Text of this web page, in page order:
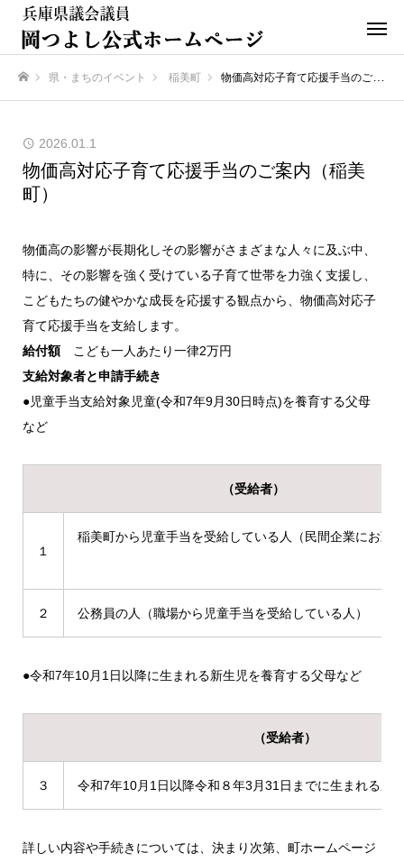
県・まちのイベント 稲美町 物価高対応子育て応援手当のご案内（稲美町）
2026.01.1
物価高対応子育て応援手当のご案内（稲美
町）
物価高の影響が長期化しその影響がさまざまな人々に及ぶ中、
特に、その影響を強く受けている子育て世帯を力強く支援し、
こどもたちの健やかな成長を応援する観点から、物価高対応子
育て応援手当を支給します。
給付額こども一人あたり一律2万円
支給対象者と申請手続き
●児童手当支給対象児童(令和7年9月30日時点)を養育する父母
など
（受給者）
１
稲美町から児童手当を受給している人（民間企業にお勤
２ 公務員の人（職場から児童手当を受給している人）
●令和7年10月1日以降に生まれる新生児を養育する父母など
（受給者）
３ 令和7年10月1日以降令和８年3月31日までに生まれる新
詳しい内容や手続きについては、決まり次第、町ホームページ